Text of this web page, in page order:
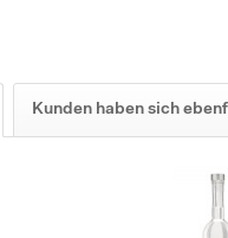
Kunden haben sich